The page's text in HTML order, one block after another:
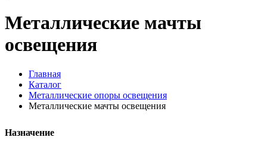
Металлические мачты
освещения
Главная
Каталог
Металлические опоры освещения
Металлические мачты освещения
Назначение